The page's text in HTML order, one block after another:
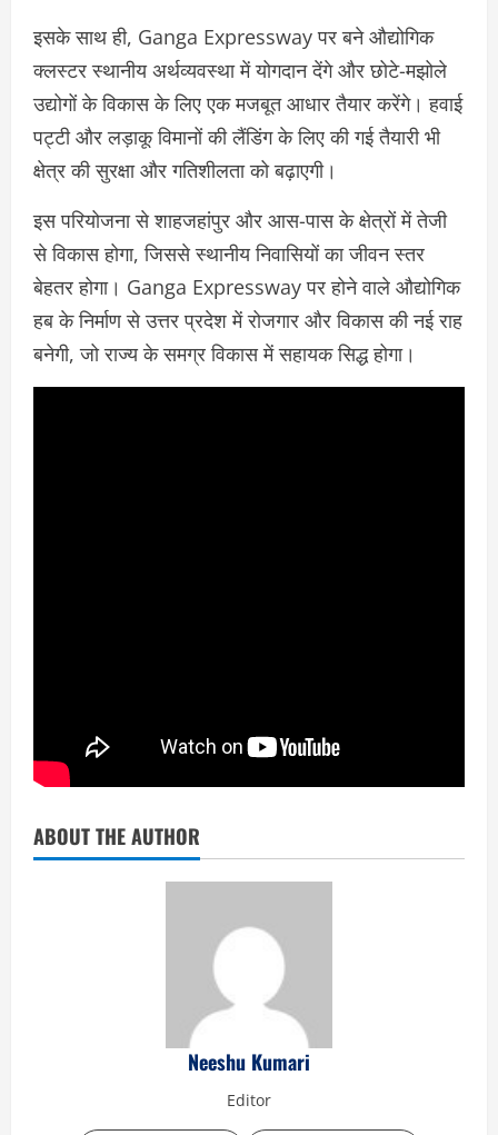
इसके साथ ही, Ganga Expressway पर बने औद्योगिक
क्लस्टर स्थानीय अर्थव्यवस्था में योगदान देंगे और छोटे-मझोले
उद्योगों के विकास के लिए एक मजबूत आधार तैयार करेंगे। हवाई
पट्टी और लड़ाकू विमानों की लैंडिंग के लिए की गई तैयारी भी
क्षेत्र की सुरक्षा और गतिशीलता को बढ़ाएगी।
इस परियोजना से शाहजहांपुर और आस-पास के क्षेत्रों में तेजी
से विकास होगा, जिससे स्थानीय निवासियों का जीवन स्तर
बेहतर होगा। Ganga Expressway पर होने वाले औद्योगिक
हब के निर्माण से उत्तर प्रदेश में रोजगार और विकास की नई राह
बनेगी, जो राज्य के समग्र विकास में सहायक सिद्ध होगा।
ABOUT THE AUTHOR
Neeshu Kumari
Editor